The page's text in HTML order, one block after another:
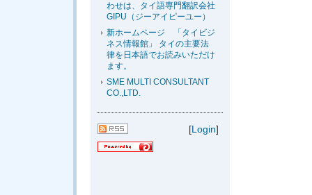
わせは、タイ語専門翻訳会社
GIPU（ジーアイピーユー）
新ホームページ 「タイビジ
ネス情報館」 タイの主要法
律を日本語でお読みいただけ
ます。
SME MULTI CONSULTANT
CO.,LTD.
[Login]